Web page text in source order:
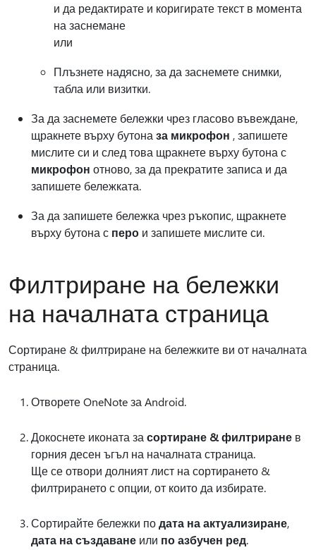
и да редактирате и коригирате текст в момента
на заснемане
или
Плъзнете надясно, за да заснемете снимки,
табла или визитки.
За да заснемете бележки чрез гласово въвеждане,
щракнете върху бутона за микрофон , запишете
мислите си и след това щракнете върху бутона с
микрофон отново, за да прекратите записа и да
запишете бележката.
За да запишете бележка чрез ръкопис, щракнете
върху бутона с перо и запишете мислите си.
Филтриране на бележки
на началната страница
Сортиране & филтриране на бележките ви от началната
страница.
Отворете OneNote за Android.
Докоснете иконата за сортиране & филтриране в
горния десен ъгъл на началната страница.
Ще се отвори долният лист на сортирането &
филтрирането с опции, от които да избирате.
Сортирайте бележки подата на актуализиране,
дата на създаване или по азбучен ред.